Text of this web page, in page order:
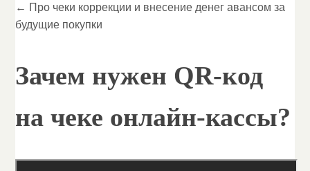
← Про чеки коррекции и внесение денег авансом за
будущие покупки
Зачем нужен QR-код
на чеке онлайн-кассы?